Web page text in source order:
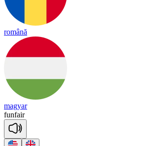
română
magyar
funfair